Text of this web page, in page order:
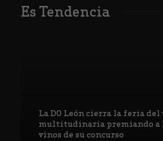
Es Tendencia
La DO León cierra la feria del
multitudinaria premiando a
vinos de su concurso